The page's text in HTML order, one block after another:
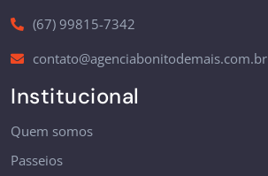
(67) 99815-7342
contato@agenciabonitodemais.com.br
Institucional
Quem somos
Passeios